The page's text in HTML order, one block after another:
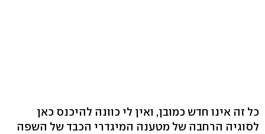
כל זה אינו חדש כמובן, ואין לי כוונה להיכנס כאן
לסוגיה הרחבה של מטענה המיגדרי הכבד של השפה